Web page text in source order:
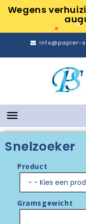
Wegens
info@papier-

Snelzoeker
Product
Gramsgewicht